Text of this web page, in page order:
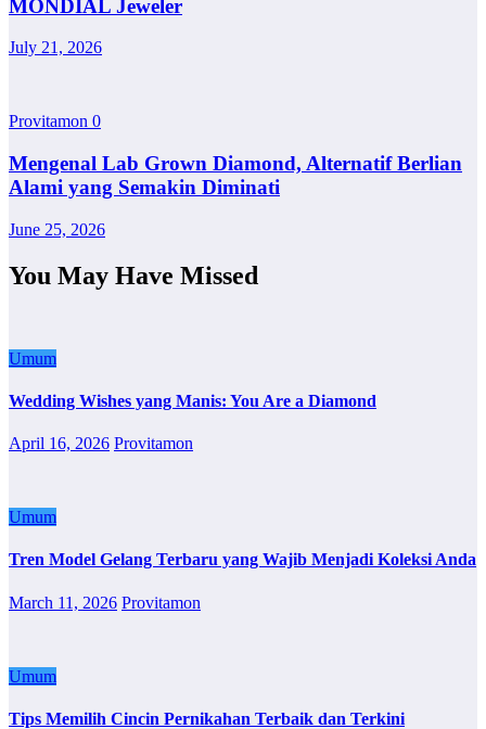
MONDIAL Jeweler
July 21, 2026
Provitamon 0
Mengenal Lab Grown Diamond, Alternatif Berlian
Alami yang Semakin Diminati
June 25, 2026
You May Have Missed
Umum
Wedding Wishes yang Manis: You Are a Diamond
April 16, 2026 Provitamon
Umum
Tren Model Gelang Terbaru yang Wajib Menjadi Koleksi Anda
March 11, 2026 Provitamon
Umum
Tips Memilih Cincin Pernikahan Terbaik dan Terkini